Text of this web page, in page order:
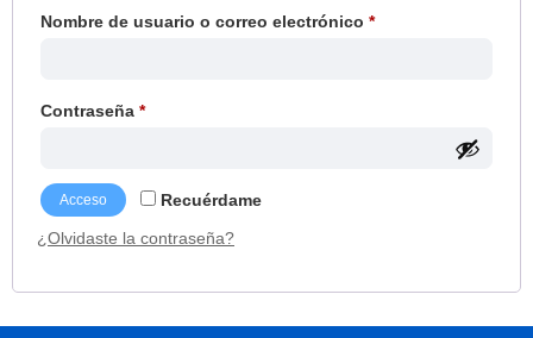
Nombre de usuario o correo electrónico *
Contraseña *
Recuérdame
Acceso
¿Olvidaste la contraseña?